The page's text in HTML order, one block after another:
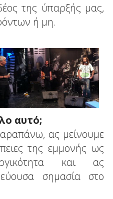
της ύπαρξής μας,
ή μη.
αυτό;
ας μείνουμε
της εμμονής ως
και ας
σημασία στο